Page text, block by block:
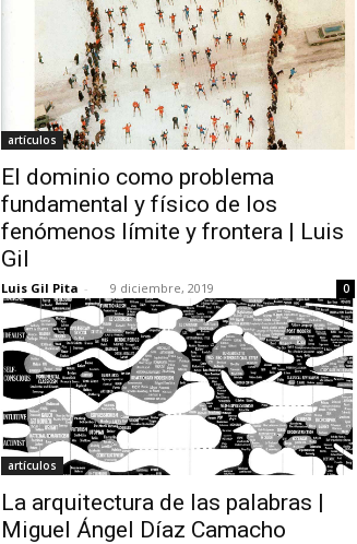
artículos
El dominio como problema
fundamental y físico de los
fenómenos límite y frontera | Luis
Gil
Luis Gil Pita - 9 diciembre, 2019 0
artículos
La arquitectura de las palabras |
Miguel Ángel Díaz Camacho